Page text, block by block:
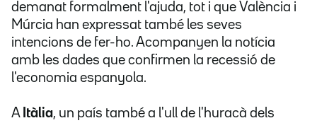
demanat formalment l'ajuda, tot i que València i
Múrcia han expressat també les seves
intencions de fer-ho. Acompanyen la notícia
amb les dades que confirmen la recessió de
l'economia espanyola.
A Itàlia, un país també a l'ull de l'huracà dels